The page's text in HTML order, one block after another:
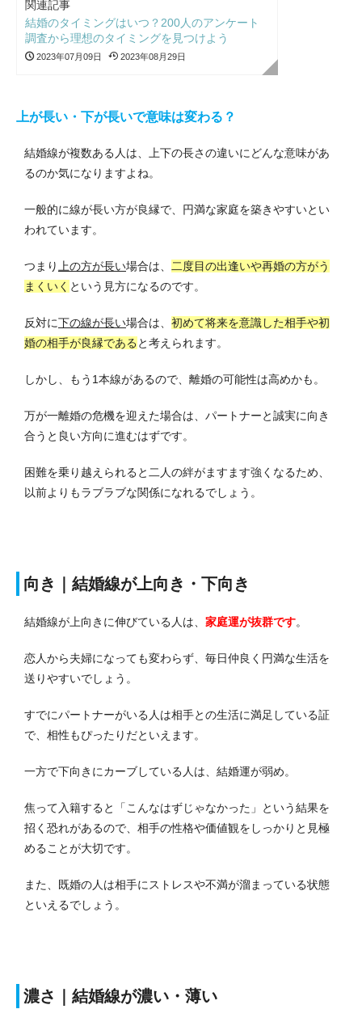
関連記事
結婚のタイミングはいつ？200人のアンケート
調査から理想のタイミングを見つけよう
2023年07月09日 2023年08月29日
上が長い・下が長いで意味は変わる？
結婚線が複数ある人は、上下の長さの違いにどんな意味があ
るのか気になりますよね。
一般的に線が長い方が良縁で、円満な家庭を築きやすいとい
われています。
つまり 上の方が長い場合は、
二度目の出逢いや再婚の方がう
まくいく という見方になるのです。
反対に下の線が長い場合は、 初めて将来を意識した相手や初
婚の相手が良縁である と考えられます。
しかし、もう1本線があるので、離婚の可能性は高めかも。
万が一離婚の危機を迎えた場合は、パートナーと誠実に向き
合うと良い方向に進むはずです。
困難を乗り越えられると二人の絆がますます強くなるため、
以前よりもラブラブな関係になれるでしょう。
向き｜結婚線が上向き・下向き
結婚線が上向きに伸びている人は、 家庭運が抜群です。
恋人から夫婦になっても変わらず、毎日仲良く円満な生活を
送りやすいでしょう。
すでにパートナーがいる人は相手との生活に満足している証
で、相性もぴったりだといえます。
一方で下向きにカーブしている人は、結婚運が弱め。
焦って入籍すると「こんなはずじゃなかった」という結果を
招く恐れがあるので、相手の性格や価値観をしっかりと見極
めることが大切です。
また、既婚の人は相手にストレスや不満が溜まっている状態
といえるでしょう。
濃さ｜結婚線が濃い・薄い